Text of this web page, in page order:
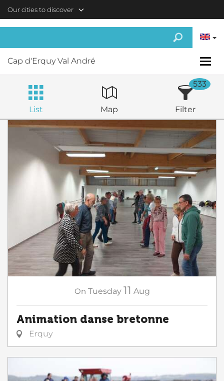
Skip to main content
Our cities to discover
Cap d'Erquy Val André
List Map Filter
533
On Tuesday 11 Aug
Animation danse bretonne
Erquy